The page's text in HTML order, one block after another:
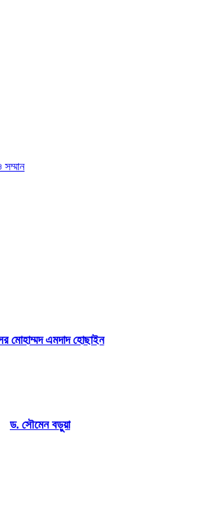
মোহাম্মদ এমদাদ হোছাইন
ড. সৌমেন বড়ুয়া